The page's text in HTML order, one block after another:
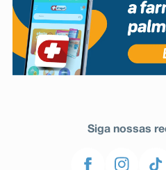
Siga nossas